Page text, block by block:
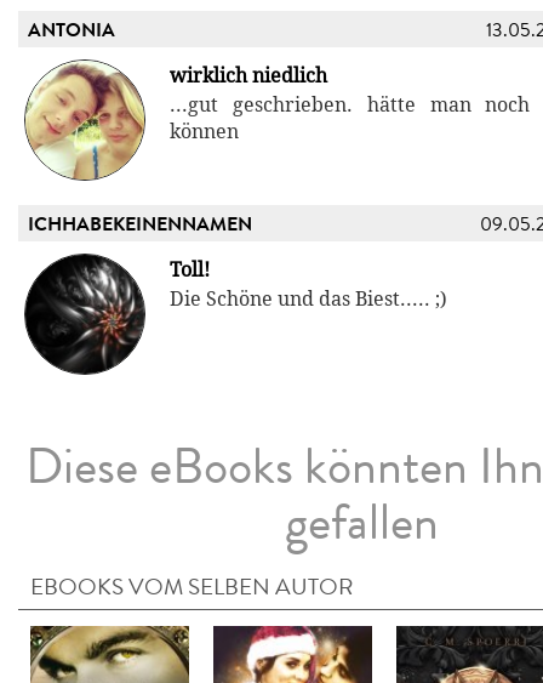
ANTONIA
wirklich niedlich
...gut geschrieben. hätte man noch
können
ICHHABEKEINENNAMEN
Toll!
Die Schöne und das Biest..... ;)
Diese eBooks könnten
gefallen
EBOOKS VOM SELBEN AUTOR